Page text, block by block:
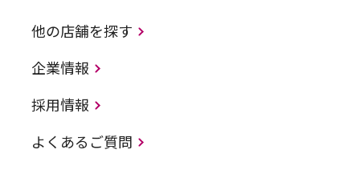
他の店舗を探す
企業情報
採用情報
よくあるご質問